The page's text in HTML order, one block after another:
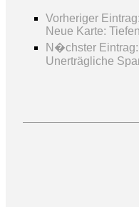
Vorheriger Eintrag:
Neue Karte:
N�chster Eintrag:
Unerträgliche